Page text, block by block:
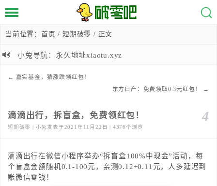
当前位置： 首页 /短期破零 / 正文
小兔导航：永久地址xiaotu.xyz
← 嘉实基金，猜涨跌领红包！
东方日产：免费领取0.3元红包！
→
4
滴滴出行，拆盲盒，免费领红包！
短期破零 | 小兔发表于2021年11月22日 | 4376个浏览
滴滴出行在微信小程序举办“拆盲盒100%中现金”活动，每
个盲盒金额随机0.1-100元，亲测0.12+0.11元，人多延迟到
账微信零钱！